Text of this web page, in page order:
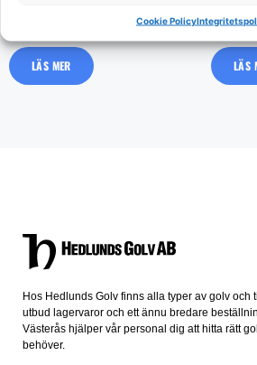
Cookie Policy
LÄS MER
849
LÄS
Hos Hedlunds Golv finns alla typer av golv och
utbud lagervaror och ett ännu bredare
Västerås hjälper vår personal dig att hitta rätt
behöver.